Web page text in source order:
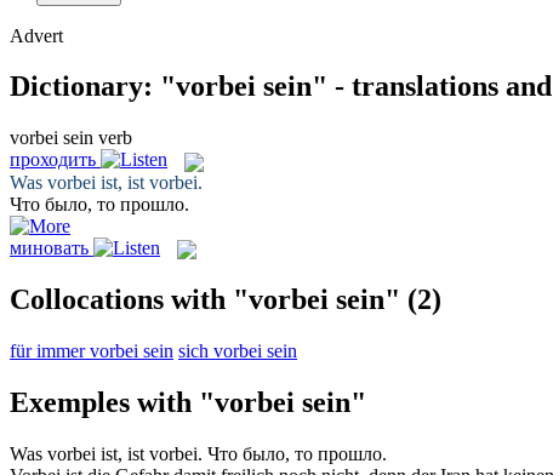
Advert
Dictionary: "vorbei sein" - translations and
vorbei sein verb
проходить
Was vorbei ist, ist vorbei.
Что было, то прошло.
миновать
Collocations with "vorbei sein" (2)
für immer vorbei sein sich vorbei sein
Exemples with "vorbei sein"
Was vorbei ist, ist vorbei. Что было, то прошло.